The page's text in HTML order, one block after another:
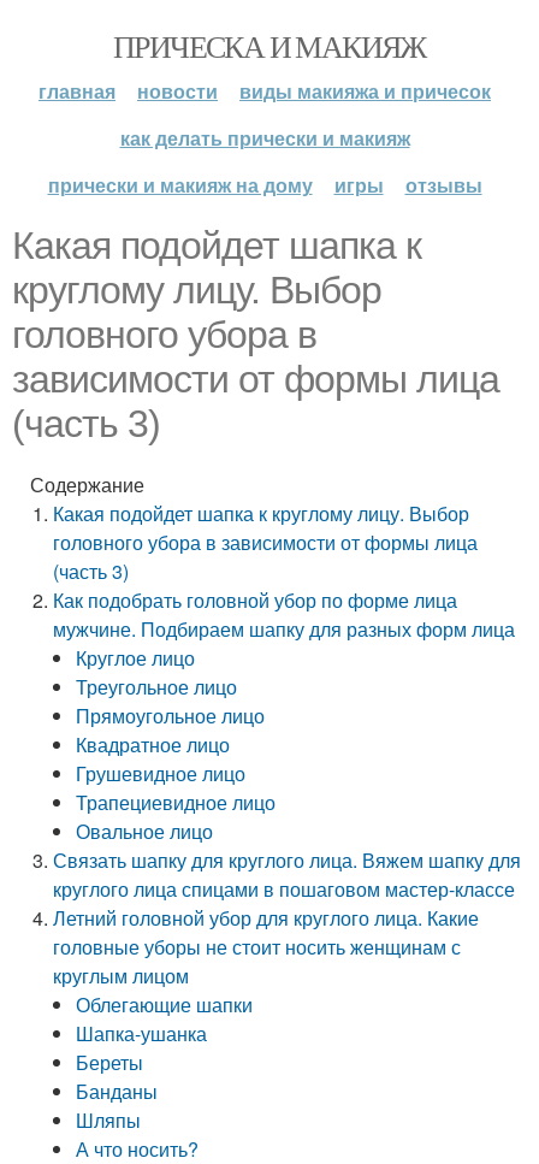
ПРИЧЕСКА И МАКИЯЖ
главная новости
виды макияжа и причесок
как делать прически и макияж
прически и макияж на дому
игры отзывы
Какая подойдет шапка к
круглому лицу. Выбор
головного убора в
зависимости от формы лица
(часть 3)
Содержание
Какая подойдет шапка к круглому лицу. Выбор
головного убора в зависимости от формы лица
(часть 3)
Как подобрать головной убор по форме лица
мужчине. Подбираем шапку для разных форм лица
Круглое лицо
Треугольное лицо
Прямоугольное лицо
Квадратное лицо
Грушевидное лицо
Трапециевидное лицо
Овальное лицо
Связать шапку для круглого лица. Вяжем шапку для
круглого лица спицами в пошаговом мастер-классе
Летний головной убор для круглого лица. Какие
головные уборы не стоит носить женщинам с
круглым лицом
Облегающие шапки
Шапка-ушанка
Береты
Банданы
Шляпы
А что носить?